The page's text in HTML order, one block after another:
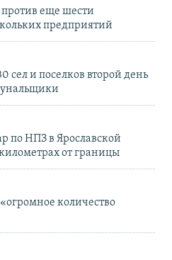
еще шести
предприятий
сел и поселков второй день
по НПЗ в Ярославской
от границы
количество